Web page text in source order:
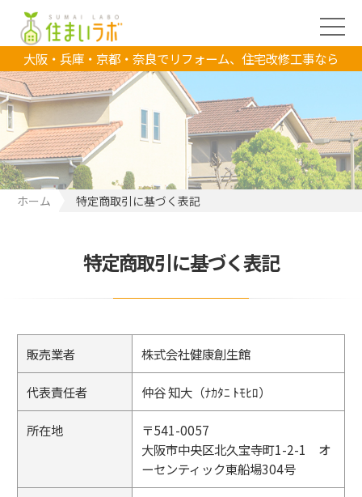
大阪・兵庫・京都・奈良でリフォーム、住宅改修工事なら
ホーム 特定商取引に基づく表記
特定商取引に基づく表記
販売業者 株式会社健康創生館
代表責任者 仲谷 知大（ﾅｶﾀﾆ ﾄﾓﾋﾛ）
所在地
〒541-0057
大阪市中央区北久宝寺町1-2-1 オ
ーセンティック東船場304号